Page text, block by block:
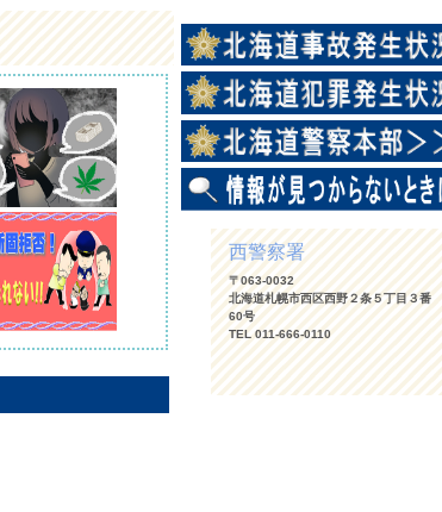
西警察署
〒063-0032
北海道札幌市西区西野２条５丁目３番
60号
TEL 011-666-0110